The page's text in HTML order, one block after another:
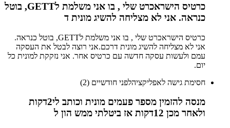
כרטיס הישראכרט שלי , בו אני משלמת לGETT, בוטל
כנראה. אני לא מצליחה להשיג מונית ד
כרטיס הישראכרט שלי , בו אני משלמת לGETT, בוטל כנראה.
אני לא מצליחה להשיג מונית דרכם.אני רוצה לבטל את העסקה
עמם ולעשות עסקה חדשה עם כרטיס אחר. אני נזקקת למונית כל
יום.
חסימת גישה לאפליקציהלפני חודשיים (2)
מנסה להזמין מספר פעמים מונית וכותב לי2דקות
ולאחר מכן 12דקות אז ביטלתי ממש הון ל